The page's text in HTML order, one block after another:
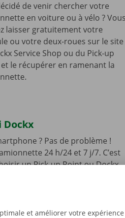
de venir chercher votre
en voiture ou à vélo ? Vous
laisser gratuitement votre
ou votre deux-roues sur le site
Service Shop ou du Pick-up
le récupérer en ramenant la
Dockx
? Pas de problème !
24 h/24 et 7 j/7. C’est
un Pick-up Point ou Dockx
à l’aide d’une clé numérique.
et améliorer votre